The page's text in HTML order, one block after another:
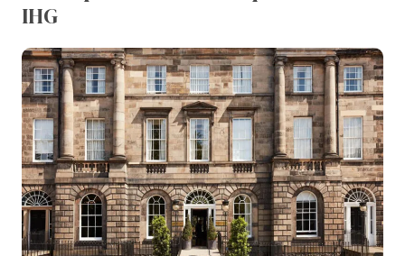
IHG